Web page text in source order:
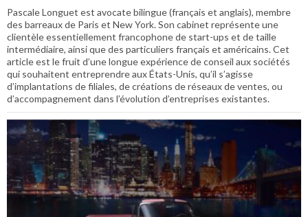
Pascale Longuet est avocate bilingue (français et anglais), membre
des barreaux de Paris et New York. Son cabinet représente une
clientèle essentiellement francophone de start-ups et de taille
intermédiaire, ainsi que des particuliers français et américains. Cet
article est le fruit d’une longue expérience de conseil aux sociétés
qui souhaitent entreprendre aux États-Unis, qu’il s’agisse
d’implantations de filiales, de créations de réseaux de ventes, ou
d’accompagnement dans l’évolution d’entreprises existantes.